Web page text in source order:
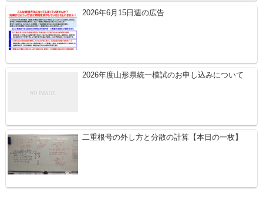
2026年6月15日週の広告
2026年度山形県統一模試のお申し込みについて
二重根号の外し方と分散の計算【本日の一枚】